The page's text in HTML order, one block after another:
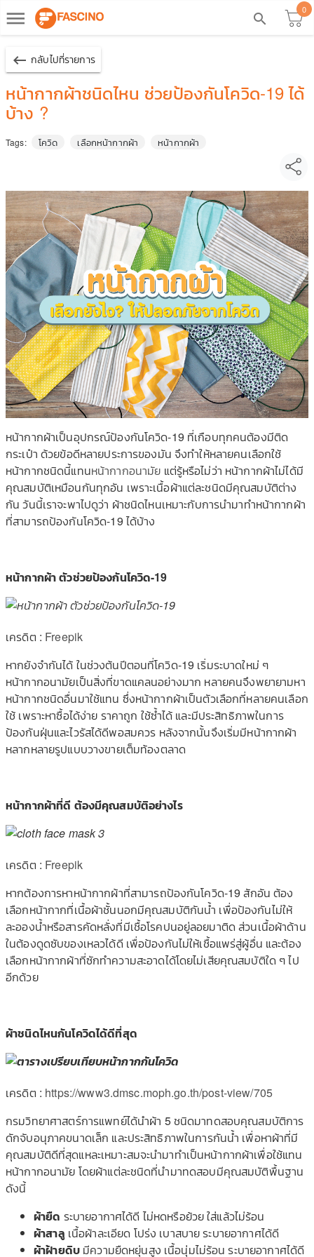
dehaze search
0
keyboard_backspace กลับไปที่รายการ
หน้ากากผ้าชนิดไหน ช่วยป้องกันโควิด-19 ได้
บ้าง ?
Tags: โควิด เลือกหน้ากากผ้า หน้ากากผ้า
หน้ากากผ้าเป็นอุปกรณ์ป้องกันโควิด-19 ที่เกือบทุกคนต้องมีติด
กระเป๋า ด้วยข้อดีหลายประการของมัน จึงทำให้หลายคนเลือกใช้
หน้ากากชนิดนี้แทนหน้ากากอนามัย แต่รู้หรือไม่ว่า หน้ากากผ้าไม่ได้มี
คุณสมบัติเหมือนกันทุกอัน เพราะเนื้อผ้าแต่ละชนิดมีคุณสมบัติต่าง
กัน วันนี้เราจะพาไปดูว่า ผ้าชนิดไหนเหมาะกับการนำมาทำหน้ากากผ้า
ที่สามารถป้องกันโควิด-19 ได้บ้าง
หน้ากากผ้า ตัวช่วยป้องกันโควิด-19
เครดิต : Freepik
หากยังจำกันได้ ในช่วงต้นปีตอนที่โควิด-19 เริ่มระบาดใหม่ ๆ
หน้ากากอนามัยเป็นสิ่งที่ขาดแคลนอย่างมาก หลายคนจึงพยายามหา
หน้ากากชนิดอื่นมาใช้แทน ซึ่งหน้ากากผ้าเป็นตัวเลือกที่หลายคนเลือก
ใช้ เพราะหาซื้อได้ง่าย ราคาถูก ใช้ซ้ำได้ และมีประสิทธิภาพในการ
ป้องกันฝุ่นและไวรัสได้ดีพอสมควร หลังจากนั้นจึงเริ่มมีหน้ากากผ้า
หลากหลายรูปแบบวางขายเต็มท้องตลาด
หน้ากากผ้าที่ดี ต้องมีคุณสมบัติอย่างไร
เครดิต : Freepik
หากต้องการหาหน้ากากผ้าที่สามารถป้องกันโควิด-19 สักอัน ต้อง
เลือกหน้ากากที่เนื้อผ้าชั้นนอกมีคุณสมบัติกันน้ำ เพื่อป้องกันไม่ให้
ละอองน้ำหรือสารคัดหลั่งที่มีเชื้อโรคปนอยู่ลอยมาติด ส่วนเนื้อผ้าด้าน
ในต้องดูดซับของเหลวได้ดี เพื่อป้องกันไม่ให้เชื้อแพร่สู่ผู้อื่น และต้อง
เลือกหน้ากากผ้าที่ซักทำความสะอาดได้โดยไม่เสียคุณสมบัติใด ๆ ไป
อีกด้วย
ผ้าชนิดไหนกันโควิดได้ดีที่สุด
เครดิต : https://www3.dmsc.moph.go.th/post-view/705
กรมวิทยาศาสตร์การแพทย์ได้นำผ้า 5 ชนิดมาทดสอบคุณสมบัติการ
ดักจับอนุภาคขนาดเล็ก และประสิทธิภาพในการกันน้ำ เพื่อหาผ้าที่มี
คุณสมบัติดีที่สุดแหละเหมาะสมจะนำมาทำเป็นหน้ากากผ้าเพื่อใช้แทน
หน้ากากอนามัย โดยผ้าแต่ละชนิดที่นำมาทดสอบมีคุณสมบัติพื้นฐาน
ดังนี้
ผ้ายืด ระบายอากาศได้ดี ไม่หดหรือย้วย ใส่แล้วไม่ร้อน
ผ้าสาลู เนื้อผ้าละเอียด โปร่ง เบาสบาย ระบายอากาศได้ดี
ผ้าฝ้ายดิบ มีความยืดหยุ่นสูง เนื้อนุ่มไม่ร้อน ระบายอากาศได้ดี